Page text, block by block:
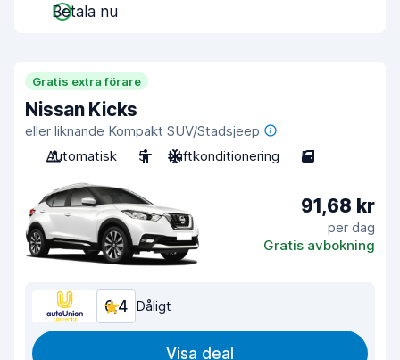
Betala nu
Gratis extra förare
Nissan Kicks
eller liknande Kompakt SUV/Stadsjeep
Automatisk
5 Luftkonditionering 5
91,68 kr
per dag
Gratis avbokning
6,4 Dåligt
Visa deal